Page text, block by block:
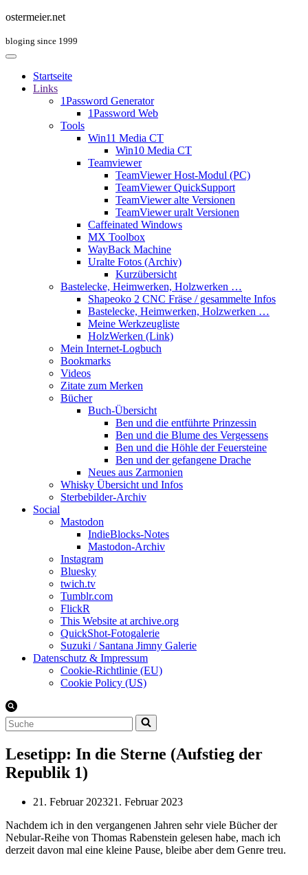
ostermeier.net
bloging since 1999
Startseite
Links
1Password Generator
1Password Web
Tools
Win11 Media CT
Win10 Media CT
Teamviewer
TeamViewer Host-Modul (PC)
TeamViewer QuickSupport
TeamViewer alte Versionen
TeamViewer uralt Versionen
Caffeinated Windows
MX Toolbox
WayBack Machine
Uralte Fotos (Archiv)
Kurzübersicht
Bastelecke, Heimwerken, Holzwerken …
Shapeoko 2 CNC Fräse / gesammelte Infos
Bastelecke, Heimwerken, Holzwerken …
Meine Werkzeugliste
HolzWerken (Link)
Mein Internet-Logbuch
Bookmarks
Videos
Zitate zum Merken
Bücher
Buch-Übersicht
Ben und die entführte Prinzessin
Ben und die Blume des Vergessens
Ben und die Höhle der Feuersteine
Ben und der gefangene Drache
Neues aus Zarmonien
Whisky Übersicht und Infos
Sterbebilder-Archiv
Social
Mastodon
IndieBlocks-Notes
Mastodon-Archiv
Instagram
Bluesky
twich.tv
Tumblr.com
FlickR
This Website at archive.org
QuickShot-Fotogalerie
Suzuki / Santana Jimny Galerie
Datenschutz & Impressum
Cookie-Richtlinie (EU)
Cookie Policy (US)
Suchen
nach …
Lesetipp: In die Sterne (Aufstieg der
Republik 1)
21. Februar 202321. Februar 2023
Nachdem ich in den vergangenen Jahren sehr viele Bücher der
Nebular-Reihe von Thomas Rabenstein gelesen habe, mach ich
derzeit davon mal eine kleine Pause, bleibe aber dem Genre treu.